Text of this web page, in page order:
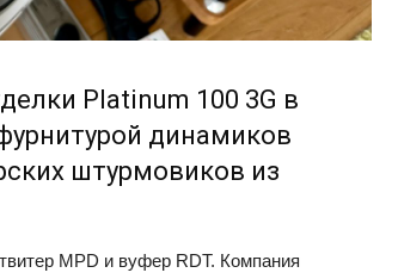
Platinum 100 3G в
динамиков
штурмовиков из
MPD и вуфер RDT. Компания